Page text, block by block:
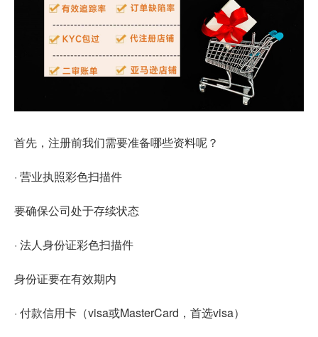
首先，注册前我们需要准备哪些资料呢？
· 营业执照彩色扫描件
要确保公司处于存续状态
· 法人身份证彩色扫描件
身份证要在有效期内
· 付款信用卡（visa或MasterCard，首选visa）